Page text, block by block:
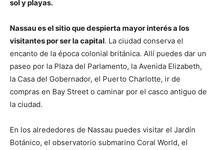
sol y playas.
Nassau es el sitio que despierta mayor interés a los
visitantes por ser la capital. La ciudad conserva el
encanto de la época colonial británica. Allí puedes dar un
paseo por la Plaza del Parlamento, la Avenida Elizabeth,
la Casa del Gobernador, el Puerto Charlotte, ir de
compras en Bay Street o caminar por el casco antiguo de
la ciudad.
En los alrededores de Nassau puedes visitar el Jardín
Botánico, el observatorio submarino Coral World, el